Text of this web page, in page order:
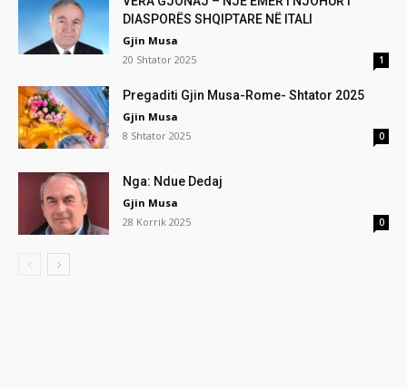
DIASPORËS SHQIPTARE NË ITALI
Gjin Musa
20 Shtator 2025
1
Pregaditi Gjin Musa-Rome- Shtator 2025
Gjin Musa
8 Shtator 2025
0
Nga: Ndue Dedaj
Gjin Musa
28 Korrik 2025
0